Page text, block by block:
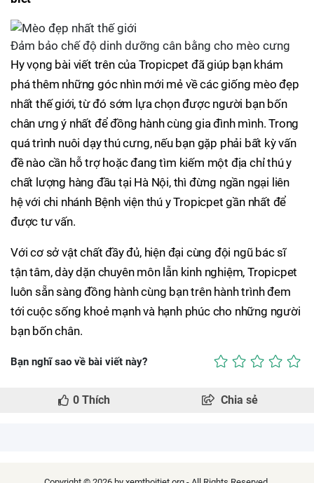
Đảm bảo chế độ dinh dưỡng cân bằng cho mèo cưng
Hy vọng bài viết trên của Tropicpet đã giúp bạn khám
phá thêm những góc nhìn mới mẻ về các giống mèo đẹp
nhất thế giới, từ đó sớm lựa chọn được người bạn bốn
chân ưng ý nhất để đồng hành cùng gia đình mình. Trong
quá trình nuôi dạy thú cưng, nếu bạn gặp phải bất kỳ vấn
đề nào cần hỗ trợ hoặc đang tìm kiếm một địa chỉ thú y
chất lượng hàng đầu tại Hà Nội, thì đừng ngần ngại liên
hệ với chi nhánh Bệnh viện thú y Tropicpet gần nhất để
được tư vấn.
Với cơ sở vật chất đầy đủ, hiện đại cùng đội ngũ bác sĩ
tận tâm, dày dặn chuyên môn lẫn kinh nghiệm, Tropicpet
luôn sẵn sàng đồng hành cùng bạn trên hành trình đem
tới cuộc sống khoẻ mạnh và hạnh phúc cho những người
bạn bốn chân.
Bạn nghĩ sao về bài viết này?
0 Thích Chia sẻ